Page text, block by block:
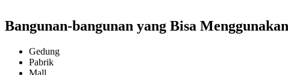
Bangunan-bangunan yang Bisa
Gedung
Pabrik